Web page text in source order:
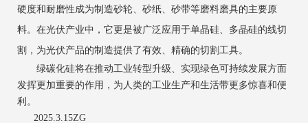
硬度和耐磨性成为制造砂轮、砂纸、砂带等磨料磨具的主要原
料。在光伏产业中，它更是被广泛应用于单晶硅、多晶硅的线切
割，为光伏产品的制造提供了有效、精确的切割工具。
绿碳化硅将在推动工业转型升级、实现绿色可持续发展方面
发挥更加重要的作用，为人类的工业生产和生活带更多惊喜和便
利。
2025.3.15ZG